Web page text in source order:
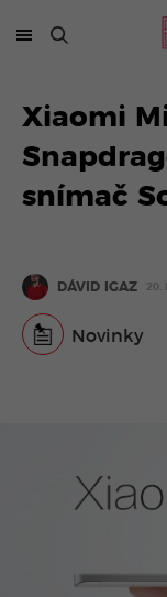
Xiaomi
snímač
DÁVID IGAZ 20.
Novinky